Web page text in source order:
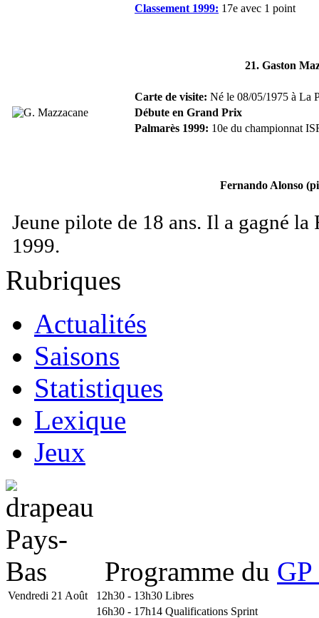
Classement 1999: 17e avec 1 point
21. Gaston
Carte de visite: Né le 08/05/1975 à La
Débute en Grand Prix
Palmarès 1999: 10e du championnat
Fernando Alonso
Jeune pilote de 18 ans. Il a gagné
1999.
Rubriques
Actualités
Saisons
Statistiques
Lexique
Jeux
Programme du
Vendredi 21 Août 12h30 - 13h30 Libres
16h30 - 17h14 Qualifications Sprint